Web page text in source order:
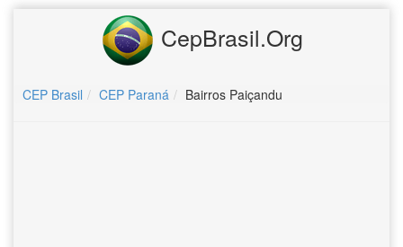
CepBrasil.Org
CEP Brasil CEP Paraná Bairros Paiçandu